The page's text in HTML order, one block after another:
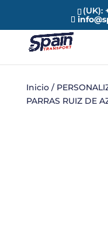
(UK):
Inicio/
PARRAS RUIZ DE